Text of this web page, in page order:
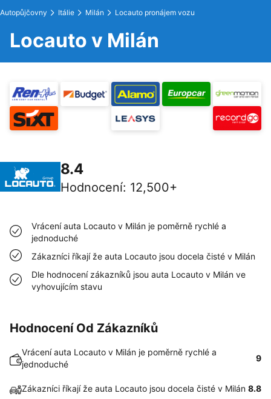
Autopůjčovny Itálie Milán Locauto pronájem vozu
Locauto v Milán
8.4
Hodnocení: 12,500+
Vrácení auta Locauto v Milán je poměrně rychlé a
jednoduché
Zákazníci říkají že auta Locauto jsou docela čisté v Milán
Dle hodnocení zákazníků jsou auta Locauto v Milán ve
vyhovujícím stavu
Hodnocení Od Zákazníků
Vrácení auta Locauto v Milán je poměrně rychlé a
jednoduché
9
Zákazníci říkají že auta Locauto jsou docela čisté v Milán 8.8